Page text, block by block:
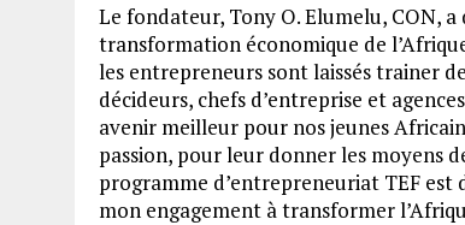
Le fondateur, Tony O. Elumelu, CON,
transformation économique de
les entrepreneurs sont laissés trainer
décideurs, chefs d’entreprise et
avenir meilleur pour nos jeunes
passion, pour leur donner les moyens
programme d’entrepreneuriat TEF
mon engagement à transformer